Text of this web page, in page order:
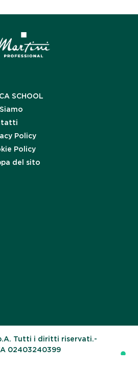
SCHOOL
Policy
Policy
del sito
Tutti i diritti riservati.-
02403240399